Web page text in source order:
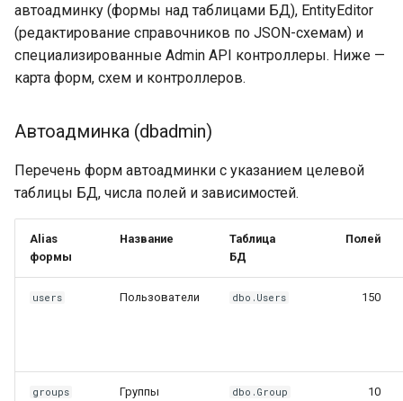
JS/CSS вставки
Дополнительные
Удаление РМ
14. Избранное группы
Блок кнопок
Блок ссылок — 14 типов
автоадминку (формы над таблицами БД), EntityEditor
(редактирование справочников по JSON-схемам) и
специализированные Admin API контроллеры. Ниже —
карта форм, схем и контроллеров.
Автоадминка (dbadmin)
Перечень форм автоадминки с указанием целевой
таблицы БД, числа полей и зависимостей.
Alias
формы
Название
Таблица
БД
Полей
users Пользователи dbo.Users 150
groups Группы
dbo.Group
10